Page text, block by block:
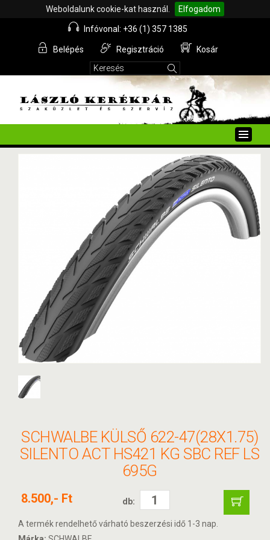
Weboldalunk cookie-kat használ. Elfogadom
Infóvonal: +36 (1) 357 1385
Belépés Regisztráció Kosár
Toggle
SCHWALBE KÜLSŐ 622-47(28X1.75)
SILENTO ACT HS421 KG SBC REF LS
695G
8.500,- Ft db:
A termék rendelhető várható beszerzési idő 1-3 nap.